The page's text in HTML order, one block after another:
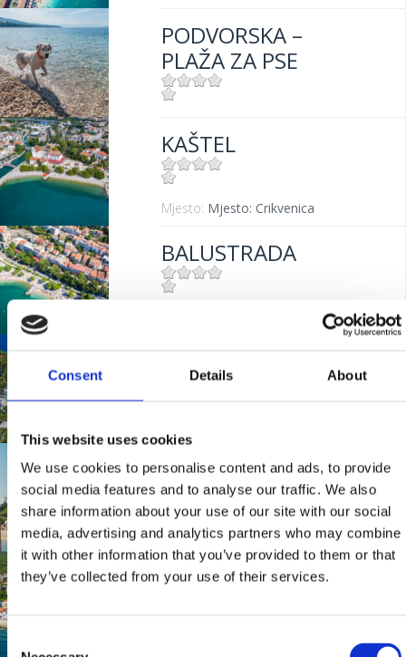
Consent Details About
This website uses cookies
We use cookies to personalise content and ads, to provide
social media features and to analyse our traffic. We also
share information about your use of our site with our social
media, advertising and analytics partners who may combine
it with other information that you’ve provided to them or that
they’ve collected from your use of their services.
Consent
PODVORSKA –
PLAŽA ZA PSE
KAŠTEL
Mjesto: Mjesto: Crikvenica
BALUSTRADA
LANTERNA
Mjesto:Mjesto: Dramalj
BAZENI HOTELA